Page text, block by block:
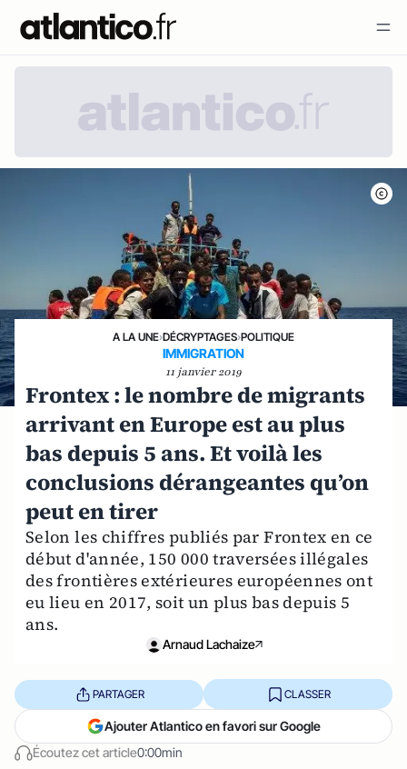
A LA UNE›DÉCRYPTAGES›POLITIQUE
IMMIGRATION
11 janvier 2019
Frontex : le nombre de migrants
arrivant en Europe est au plus
bas depuis 5 ans. Et voilà les
conclusions dérangeantes qu’on
peut en tirer
Selon les chiffres publiés par Frontex en ce
début d'année, 150 000 traversées illégales
des frontières extérieures européennes ont
eu lieu en 2017, soit un plus bas depuis 5
ans.
Arnaud Lachaize
Écoutez cet article0:00min
PARTAGER CLASSER
Ajouter Atlantico en favori sur Google